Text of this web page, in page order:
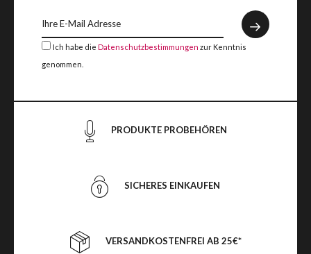
Ich habe die Datenschutzbestimmungen zur Kenntnis
genommen.
PRODUKTE PROBEHÖREN
SICHERES EINKAUFEN
VERSANDKOSTENFREI AB 25€*